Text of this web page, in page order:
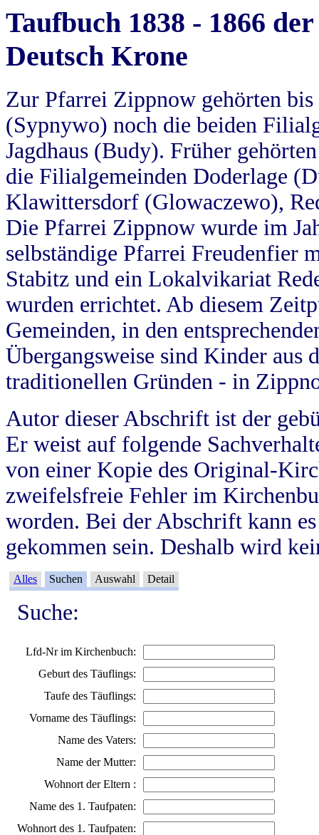
Taufbuch 1838 - 1866
Deutsch Krone
Zur Pfarrei Zippnow gehörten
(Sypnywo) noch die beiden
Jagdhaus (Budy). Früher
die Filialgemeinden Doderlage
Klawittersdorf (Glowaczewo),
Die Pfarrei Zippnow wurde im
selbständige Pfarrei Freudenfier
Stabitz und ein Lokalvikariat
wurden errichtet. Ab diesem
Gemeinden, in den
Übergangsweise sind Kinder aus
traditionellen Gründen - in
Autor dieser Abschrift ist der
Er weist auf folgende
von einer Kopie des Original-
zweifelsfreie Fehler im
worden. Bei der Abschrift kann
gekommen sein. Deshalb wird
Alles Suchen Auswahl Detail
Suche:
Lfd-Nr im Kirchenbuch:
Geburt des Täuflings:
Taufe des Täuflings:
Vorname des Täuflings:
Name des Vaters:
Name der Mutter:
Wohnort der Eltern :
Name des 1. Taufpaten:
Wohnort des 1. Taufpaten: